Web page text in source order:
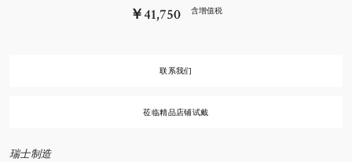
￥41,750 含增值税
联系我们
莅临精品店铺试戴
瑞士制造